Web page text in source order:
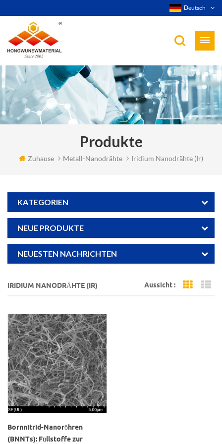
Deutsch
Produkte
Zuhause Metall-Nanodrähte Iridium Nanodrähte (ir)
KATEGORIEN
NEUE PRODUKTE
NEUESTEN NACHRICHTEN
IRIDIUM NANODRÄHTE (IR) Aussicht : Grid
Bornnitrid-Nanoröhren
(BNNTs): Füllstoffe zur